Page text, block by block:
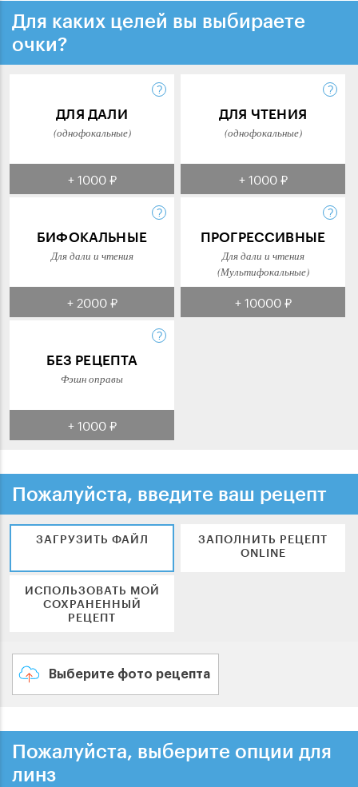
Для каких целей вы выбираете
очки?
ДЛЯ ДАЛИ
(однофокальные)
+ 1000 ₽
ДЛЯ ЧТЕНИЯ
(однофокальные)
+ 1000 ₽
БИФОКАЛЬНЫЕ
Для дали и чтения
+ 2000 ₽
ПРОГРЕССИВНЫЕ
Для дали и чтения
(Мультифокальные)
+ 10000 ₽
БЕЗ РЕЦЕПТА
Фэшн оправы
+ 1000 ₽
Пожалуйста, введите ваш рецепт
ЗАГРУЗИТЬ ФАЙЛ
ЗАПОЛНИТЬ РЕЦЕПТ
ONLINE
ИСПОЛЬЗОВАТЬ МОЙ
СОХРАНЕННЫЙ
РЕЦЕПТ
Выберите фото рецепта
Пожалуйста, выберите опции для
линз